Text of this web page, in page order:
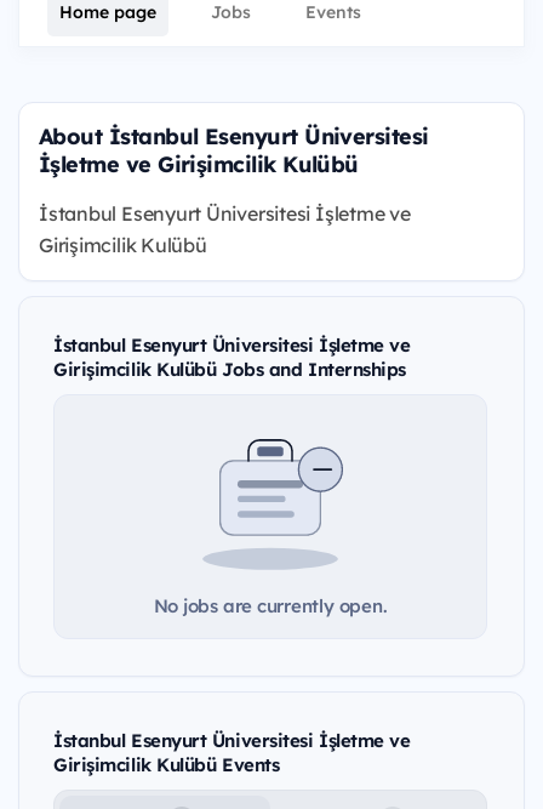
Home page Jobs Events
About İstanbul Esenyurt Üniversitesi
İşletme ve Girişimcilik Kulübü
İstanbul Esenyurt Üniversitesi İşletme ve
Girişimcilik Kulübü
İstanbul Esenyurt Üniversitesi İşletme ve
Girişimcilik Kulübü Jobs and Internships
No jobs are currently open.
İstanbul Esenyurt Üniversitesi İşletme ve
Girişimcilik Kulübü Events